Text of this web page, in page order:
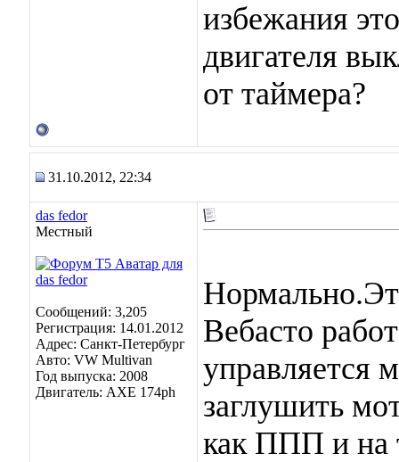
избежания
двигателя
от таймера?
31.10.2012, 22:34
das fedor
Местный
Сообщений: 3,205
Регистрация: 14.01.2012
Адрес: Санкт-Петербург
Авто: VW Multivan
Год выпуска: 2008
Двигатель: АХЕ 174рh
Вебасто
управляется
заглушить
как ППП и на